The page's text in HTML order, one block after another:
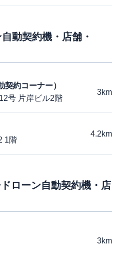
動契約機・店舗・
契約コーナー）
号 片岸ビル2階
3km
1階
4.2km
ローン自動契約機・店
3km